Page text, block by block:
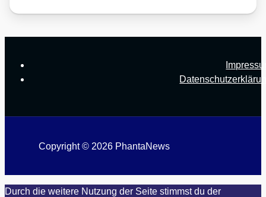
Copyright © 2026 PhantaNews
Durch die weitere Nutzung der Seite stimmst du der